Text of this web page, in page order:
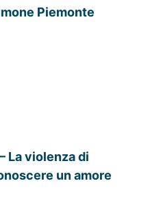
Piemonte
La violenza di
un amore